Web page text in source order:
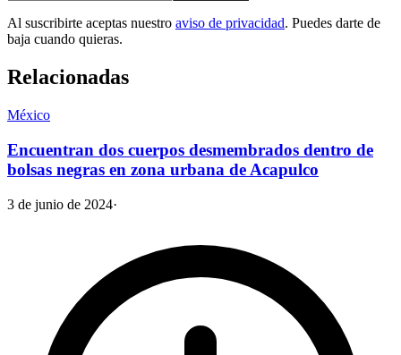
Al suscribirte aceptas nuestro aviso de privacidad. Puedes darte de
baja cuando quieras.
Relacionadas
México
Encuentran dos cuerpos desmembrados dentro de
bolsas negras en zona urbana de Acapulco
3 de junio de 2024·